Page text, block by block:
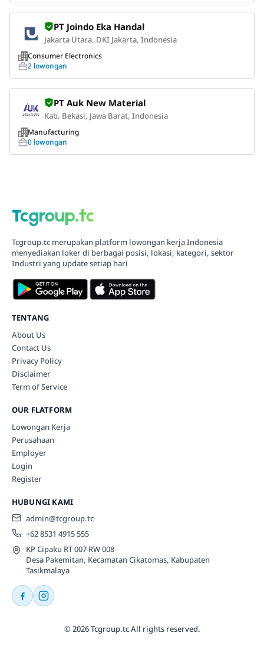
PT Joindo Eka Handal
Jakarta Utara, DKI Jakarta, Indonesia
Consumer Electronics
2 lowongan
PT Auk New Material
Kab. Bekasi, Jawa Barat, Indonesia
Manufacturing
0 lowongan
Tcgroup.tc merupakan platform lowongan kerja Indonesia
menyediakan loker di berbagai posisi, lokasi, kategori, sektor
Industri yang update setiap hari
TENTANG
About Us
Contact Us
Privacy Policy
Disclaimer
Term of Service
OUR FLATFORM
Lowongan Kerja
Perusahaan
Employer
Login
Register
HUBUNGI KAMI
admin@tcgroup.tc
+62 8531 4915 555
KP Cipaku RT 007 RW 008
Desa Pakemitan, Kecamatan Cikatomas, Kabupaten
Tasikmalaya
© 2026 Tcgroup.tc All rights reserved.